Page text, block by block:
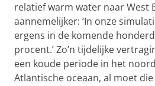
relatief warm water naar West
aannemelijker: ‘In onze
ergens in de komende
procent.’ Zo’n tijdelijke
een koude periode in het
Atlantische oceaan, al moet